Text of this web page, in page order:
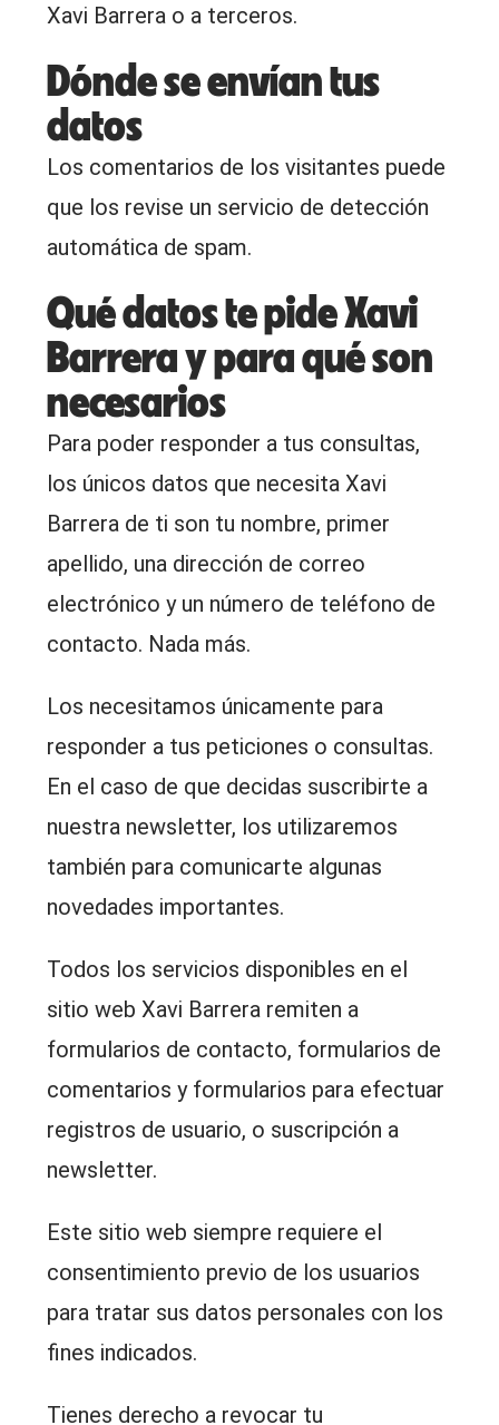
Xavi Barrera o a terceros.
Dónde se envían tus
datos
Los comentarios de los visitantes puede
que los revise un servicio de detección
automática de spam.
Qué datos te pide Xavi
Barrera y para qué son
necesarios
Para poder responder a tus consultas,
los únicos datos que necesita Xavi
Barrera de ti son tu nombre, primer
apellido, una dirección de correo
electrónico y un número de teléfono de
contacto. Nada más.
Los necesitamos únicamente para
responder a tus peticiones o consultas.
En el caso de que decidas suscribirte a
nuestra newsletter, los utilizaremos
también para comunicarte algunas
novedades importantes.
Todos los servicios disponibles en el
sitio web Xavi Barrera remiten a
formularios de contacto, formularios de
comentarios y formularios para efectuar
registros de usuario, o suscripción a
newsletter.
Este sitio web siempre requiere el
consentimiento previo de los usuarios
para tratar sus datos personales con los
fines indicados.
Tienes derecho a revocar tu